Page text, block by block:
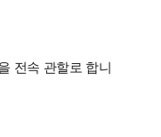
전속 관할로 합니